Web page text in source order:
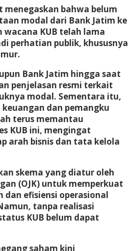
menegaskan bahwa belum
modal dari Bank Jatim ke
wacana KUB telah lama
perhatian publik, khususnya
Bank Jatim hingga saat
penjelasan resmi terkait
modal. Sementara itu,
dan pemangku
terus memantau
KUB ini, mengingat
arah bisnis dan tata kelola
skema yang diatur oleh
(OJK) untuk memperkuat
efisiensi operasional
tanpa realisasi
KUB belum dapat
saham kini